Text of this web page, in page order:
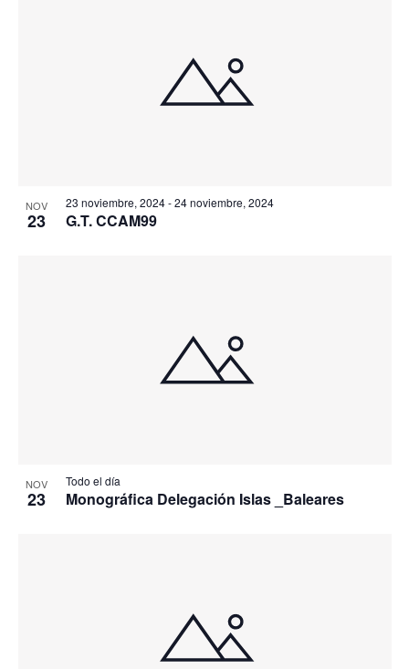
NOV
23
23 noviembre, 2024-24 noviembre, 2024
G.T. CCAM99
NOV
23
Todo el día
Monográfica Delegación Islas _Baleares